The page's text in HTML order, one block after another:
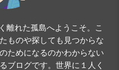
離れた孤島へようこそ。こ
ものや探しても見つからな
ためになるのかわからない
ブログです。世界に１人く